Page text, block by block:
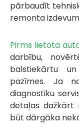
pārbaudīt
remonta
Pirms lietota
darbību,
balstiekārtu
pazīmes. Ja
diagnostiku
detaļas dažkārt
būt dārgāka